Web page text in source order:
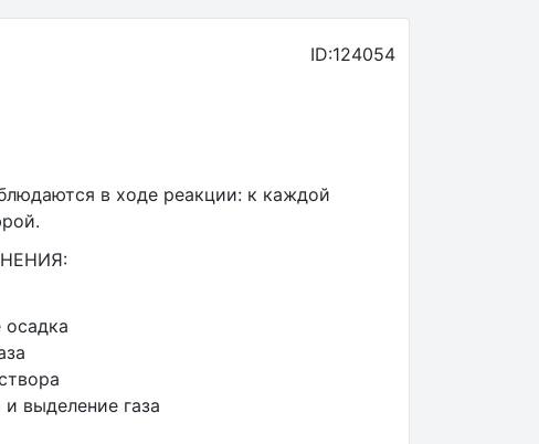
ID:124054
в ходе реакции: к каждой
осадка
выделение газа